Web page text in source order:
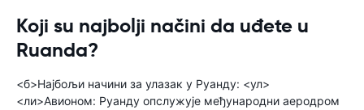
Koji su najbolji načini da uđete u
Ruanda?
<б>Најбољи начини за улазак у Руанду: <ул>
<ли>Авионом: Руанду опслужује међународни аеродром